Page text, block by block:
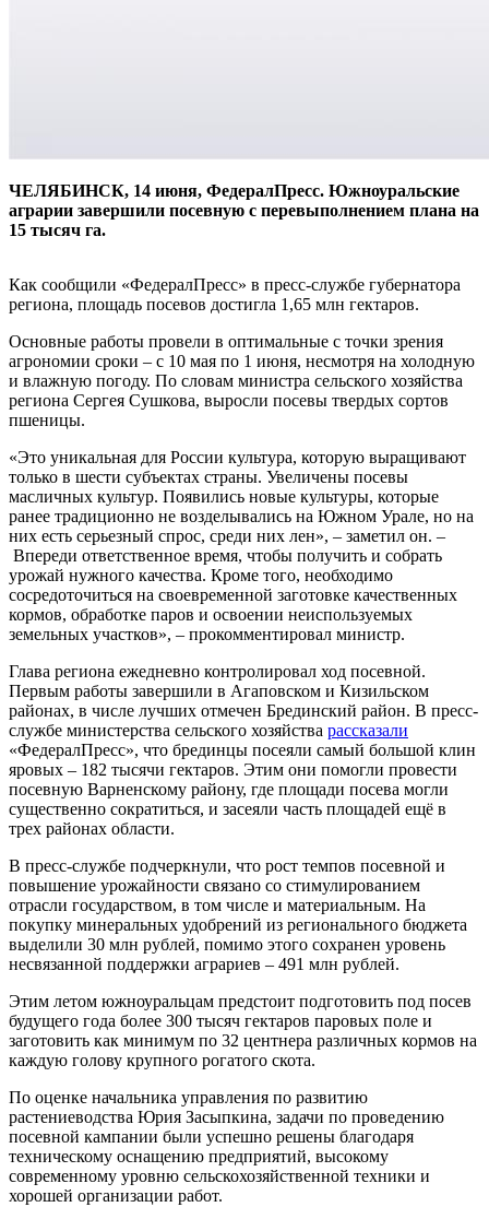
ЧЕЛЯБИНСК, 14 июня, ФедералПресс. Южноуральские
аграрии завершили посевную с перевыполнением плана на
15 тысяч га.
Как сообщили «ФедералПресс» в пресс-службе губернатора
региона, площадь посевов достигла 1,65 млн гектаров.
Основные работы провели в оптимальные с точки зрения
агрономии сроки – с 10 мая по 1 июня, несмотря на холодную
и влажную погоду. По словам министра сельского хозяйства
региона Сергея Сушкова, выросли посевы твердых сортов
пшеницы.
«Это уникальная для России культура, которую выращивают
только в шести субъектах страны. Увеличены посевы
масличных культур. Появились новые культуры, которые
ранее традиционно не возделывались на Южном Урале, но на
них есть серьезный спрос, среди них лен», – заметил он. –
Впереди ответственное время, чтобы получить и собрать
урожай нужного качества. Кроме того, необходимо
сосредоточиться на своевременной заготовке качественных
кормов, обработке паров и освоении неиспользуемых
земельных участков», – прокомментировал министр.
Глава региона ежедневно контролировал ход посевной.
Первым работы завершили в Агаповском и Кизильском
районах, в числе лучших отмечен Брединский район. В пресс-
службе министерства сельского хозяйства рассказали
«ФедералПресс», что брединцы посеяли самый большой клин
яровых – 182 тысячи гектаров. Этим они помогли провести
посевную Варненскому району, где площади посева могли
существенно сократиться, и засеяли часть площадей ещё в
трех районах области.
В пресс-службе подчеркнули, что рост темпов посевной и
повышение урожайности связано со стимулированием
отрасли государством, в том числе и материальным. На
покупку минеральных удобрений из регионального бюджета
выделили 30 млн рублей, помимо этого сохранен уровень
несвязанной поддержки аграриев – 491 млн рублей.
Этим летом южноуральцам предстоит подготовить под посев
будущего года более 300 тысяч гектаров паровых поле и
заготовить как минимум по 32 центнера различных кормов на
каждую голову крупного рогатого скота.
По оценке начальника управления по развитию
растениеводства Юрия Засыпкина, задачи по проведению
посевной кампании были успешно решены благодаря
техническому оснащению предприятий, высокому
современному уровню сельскохозяйственной техники и
хорошей организации работ.